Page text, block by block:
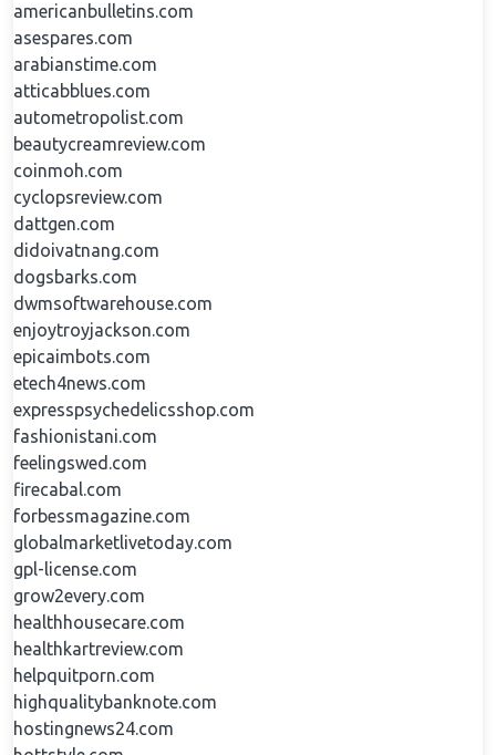
americanbulletins.com
asespares.com
arabianstime.com
atticabblues.com
autometropolist.com
beautycreamreview.com
coinmoh.com
cyclopsreview.com
dattgen.com
didoivatnang.com
dogsbarks.com
dwmsoftwarehouse.com
enjoytroyjackson.com
epicaimbots.com
etech4news.com
expresspsychedelicsshop.com
fashionistani.com
feelingswed.com
firecabal.com
forbessmagazine.com
globalmarketlivetoday.com
gpl-license.com
grow2every.com
healthhousecare.com
healthkartreview.com
helpquitporn.com
highqualitybanknote.com
hostingnews24.com